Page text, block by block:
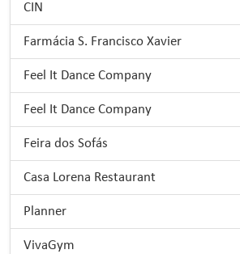
CIN
Farmácia S. Francisco Xavier
Feel It Dance Company
Feel It Dance Company
Feira dos Sofás
Casa Lorena Restaurant
Planner
VivaGym